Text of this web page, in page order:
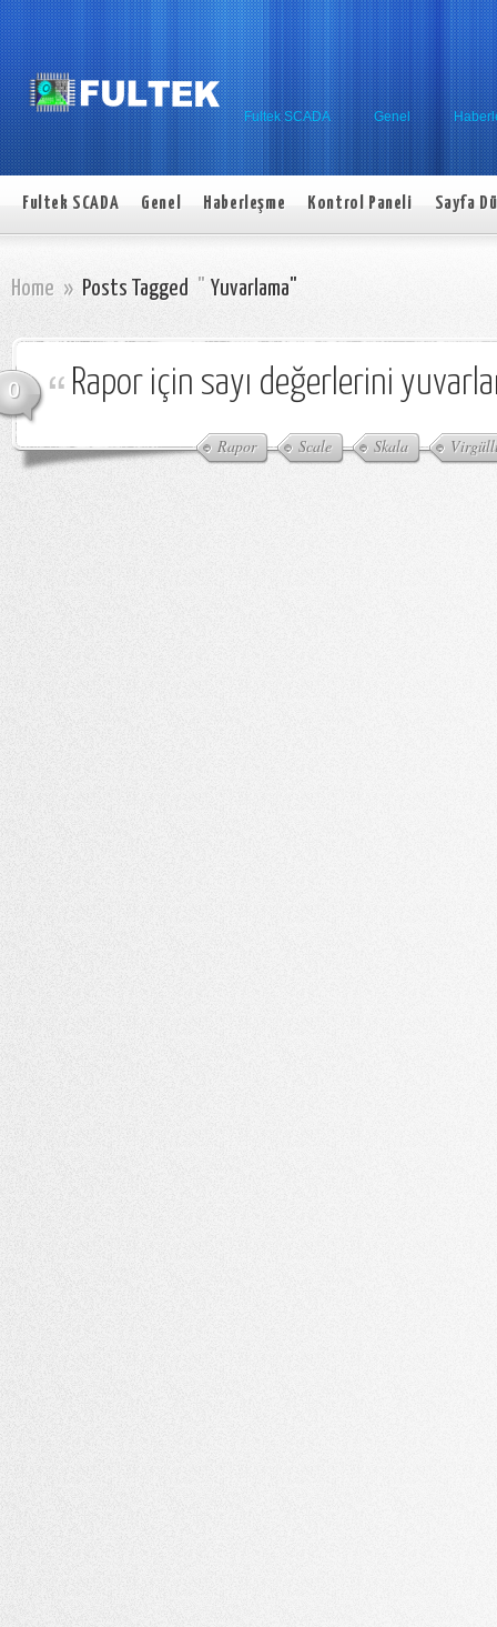
Fultek SCADA Genel
Fultek SCADA Genel Haberleşme Kontrol Paneli Sayfa
Home » Posts Tagged Yuvarlama"
0 Rapor için sayı değerlerini
Rapor Scale Skala